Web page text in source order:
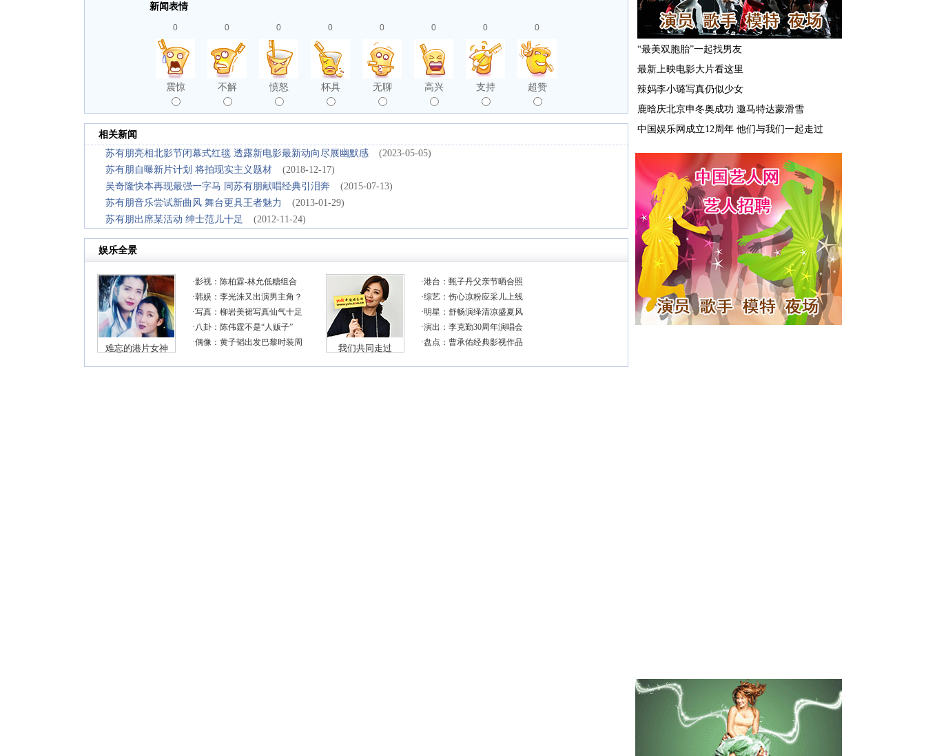
新闻表情
0
震惊
0
不解
0
愤怒
0
杯具
0
无聊
0
高兴
0
支持
0
超赞
相关新闻
苏有朋亮相北影节闭幕式红毯 透露新电影最新动向尽展幽默感
(2023-05-05)
苏有朋自曝新片计划 将拍现实主义题材
(2018-12-17)
吴奇隆快本再现最强一字马 同苏有朋献唱经典引泪奔
(2015-07-13)
苏有朋音乐尝试新曲风 舞台更具王者魅力
(2013-01-29)
苏有朋出席某活动 绅士范儿十足
(2012-11-24)